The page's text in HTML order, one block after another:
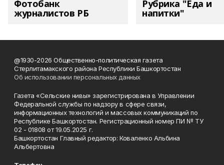
Фотобанк
журналистов РБ
Рубрика "Еда и
напитки"
@1930-2026 Общественно-политическая газета
Стерлитамакского района Республики Башкортостан
Об использовании персональных данных
Газета «Сельские нивы» зарегистрирована в Управлении
Федеральной службы по надзору в сфере связи,
информационных технологий и массовых коммуникаций по
Республике Башкортостан. Регистрационный номер ПИ № ТУ
02 - 01808 от 19.05.2025 г.
Башкортостан Главный редактор: Коваленко Альбина
Альбертовна